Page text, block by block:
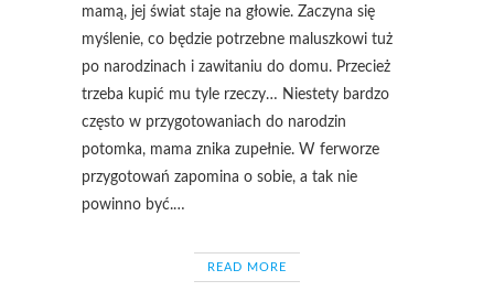
mamą, jej świat staje na głowie. Zaczyna się
myślenie, co będzie potrzebne maluszkowi tuż
po narodzinach i zawitaniu do domu. Przecież
trzeba kupić mu tyle rzeczy… Niestety bardzo
często w przygotowaniach do narodzin
potomka, mama znika zupełnie. W ferworze
przygotowań zapomina o sobie, a tak nie
powinno być.…
READ MORE